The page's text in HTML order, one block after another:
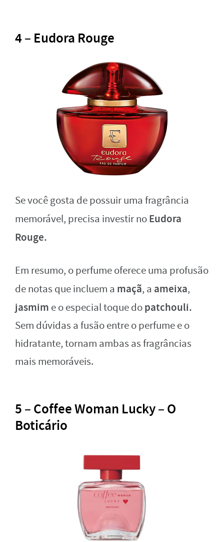
4 – Eudora Rouge
Se você gosta de possuir uma fragrância
memorável, precisa investir noEudora
Rouge.
Em resumo, o perfume oferece uma profusão
de notas que incluem a maçã, a ameixa,
jasmim e o especial toque dopatchouli.
Sem dúvidas a fusão entre o perfume e o
hidratante, tornam ambas as fragrâncias
mais memoráveis.
5 – Coffee Woman Lucky – O
Boticário